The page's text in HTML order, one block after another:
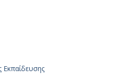
Εκπαίδευσης